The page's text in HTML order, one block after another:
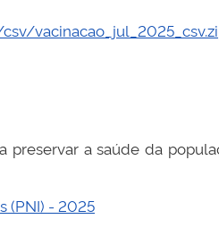
a saúde da
(PNI) - 2025